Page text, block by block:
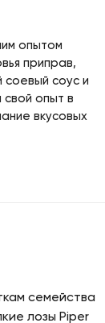
опытом
приправ,
соевый соус и
свой опыт в
вкусовых
семейства
лозы Piper